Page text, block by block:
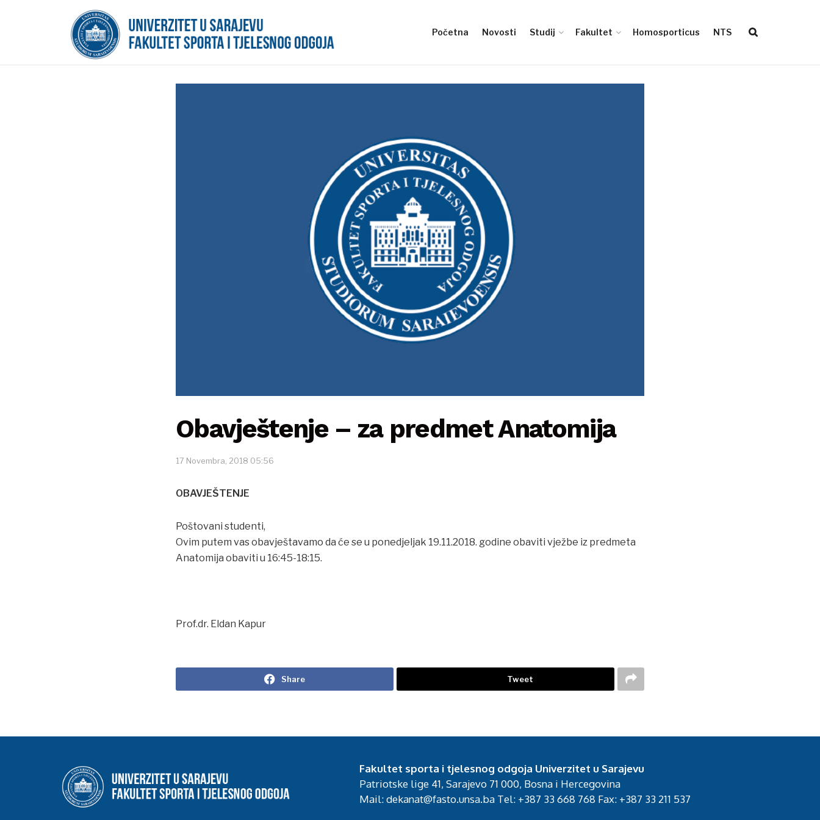
Početna Novosti Studij Fakultet Homosporticus NTS
Obavještenje – za predmet Anatomija
17 Novembra, 2018 05:56
OBAVJEŠTENJE
Poštovani studenti,
Ovim putem vas obavještavamo da će se u ponedjeljak 19.11.2018. godine obaviti vježbe iz predmeta
Anatomija obaviti u 16:45-18:15.
Prof.dr. Eldan Kapur
Share Tweet
Fakultet sporta i tjelesnog odgoja Univerzitet u Sarajevu
Patriotske lige 41, Sarajevo 71 000, Bosna i Hercegovina
Mail: dekanat@fasto.unsa.ba Tel: +387 33 668 768 Fax: +387 33 211 537